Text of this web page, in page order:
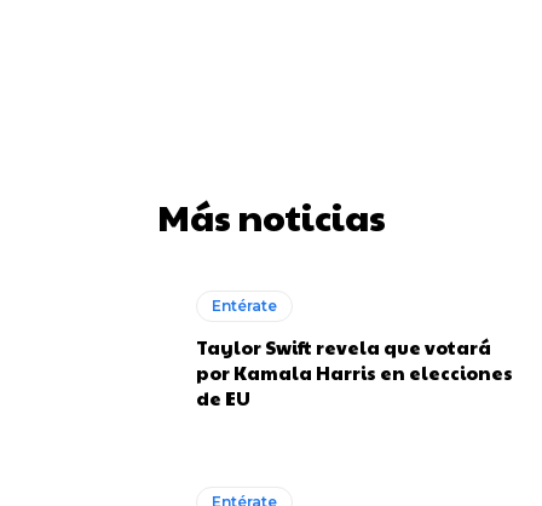
Más noticias
Entérate
Taylor Swift revela que votará
por Kamala Harris en elecciones
de EU
Entérate